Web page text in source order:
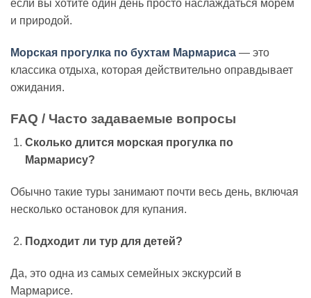
если вы хотите один день просто наслаждаться морем
и природой.
Морская прогулка по бухтам Мармариса — это
классика отдыха, которая действительно оправдывает
ожидания.
FAQ / Часто задаваемые вопросы
Сколько длится морская прогулка по
Мармарису?
Обычно такие туры занимают почти весь день, включая
несколько остановок для купания.
Подходит ли тур для детей?
Да, это одна из самых семейных экскурсий в
Мармарисе.